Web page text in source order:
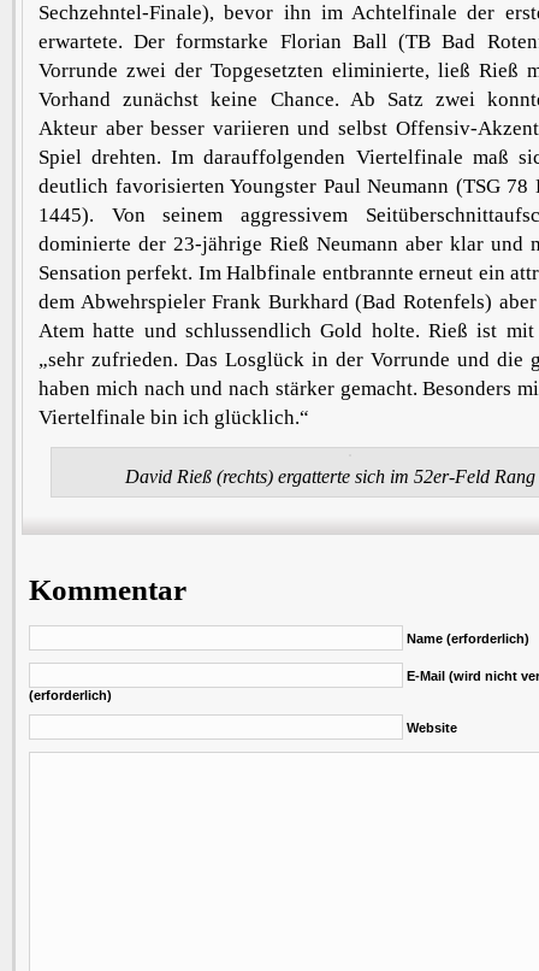
Sechzehntel-Finale), bevor ihn im Achtelfinale der
erwartete. Der formstarke Florian Ball (TB Bad
Vorrunde zwei der Topgesetzten eliminierte, ließ Rieß
Vorhand zunächst keine Chance. Ab Satz zwei
Akteur aber besser variieren und selbst Offensiv-
Spiel drehten. Im darauffolgenden Viertelfinale maß
deutlich favorisierten Youngster Paul Neumann (TSG 78
1445). Von seinem aggressivem
dominierte der 23-jährige Rieß Neumann aber klar und
Sensation perfekt. Im Halbfinale entbrannte erneut ein
dem Abwehrspieler Frank Burkhard (Bad Rotenfels)
Atem hatte und schlussendlich Gold holte. Rieß ist mit
„sehr zufrieden. Das Losglück in der Vorrunde und die
haben mich nach und nach stärker gemacht. Besonders
Viertelfinale bin ich glücklich.“
David Rieß (rechts) ergatterte sich im 52er-Feld
Kommentar
Name (erforderlich)
E-Mail (wird nicht
(erforderlich)
Website